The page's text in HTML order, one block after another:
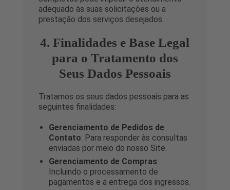
adequado às suas solicitações ou a
prestação dos serviços desejados.
4. Finalidades e Base Legal
para o Tratamento dos
Seus Dados Pessoais
Tratamos os seus dados pessoais para as
seguintes finalidades:
Gerenciamento de Pedidos de
Contato: Para responder às consultas
enviadas por meio do nosso Site.
Gerenciamento de Compras:
Incluindo o processamento de
pagamentos e a entrega dos ingressos.